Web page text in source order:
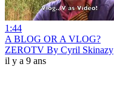
1:44
A BLOG OR A VLOG?
ZEROTV By Cyril Skinazy
il y a 9 ans